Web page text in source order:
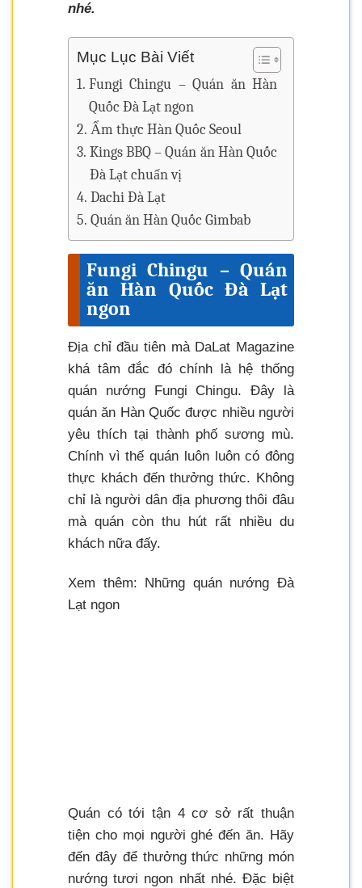
nhé.
Mục Lục Bài Viết
Fungi Chingu – Quán ăn Hàn
Quốc Đà Lạt ngon
Ẩm thực Hàn Quốc Seoul
Kings BBQ – Quán ăn Hàn Quốc
Đà Lạt chuẩn vị
Dachi Đà Lạt
Quán ăn Hàn Quốc Gimbab
Fungi Chingu – Quán
ăn Hàn Quốc Đà Lạt
ngon
Địa chỉ đầu tiên mà DaLat Magazine
khá tâm đắc đó chính là hệ thống
quán nướng Fungi Chingu. Đây là
quán ăn Hàn Quốc được nhiều người
yêu thích tại thành phố sương mù.
Chính vì thế quán luôn luôn có đông
thực khách đến thưởng thức. Không
chỉ là người dân địa phương thôi đâu
mà quán còn thu hút rất nhiều du
khách nữa đấy.
Xem thêm: Những quán nướng Đà
Lạt ngon
Quán có tới tận 4 cơ sở rất thuận
tiện cho mọi người ghé đến ăn. Hãy
đến đây để thưởng thức những món
nướng tươi ngon nhất nhé. Đặc biệt